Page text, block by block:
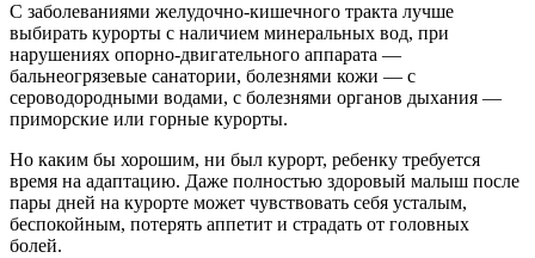
С заболеваниями желудочно-кишечного тракта лучше
выбирать курорты с наличием минеральных вод, при
нарушениях опорно-двигательного аппарата —
бальнеогрязевые санатории, болезнями кожи — с
сероводородными водами, с болезнями органов дыхания —
приморские или горные курорты.
Но каким бы хорошим, ни был курорт, ребенку требуется
время на адаптацию. Даже полностью здоровый малыш после
пары дней на курорте может чувствовать себя усталым,
беспокойным, потерять аппетит и страдать от головных
болей.